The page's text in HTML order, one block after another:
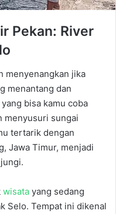
Pekan: River
menyenangkan jika
menantang dan
bisa kamu coba
menyusuri sungai
tertarik dengan
Jawa Timur, menjadi
wisata yang sedang
Selo. Tempat ini dikenal